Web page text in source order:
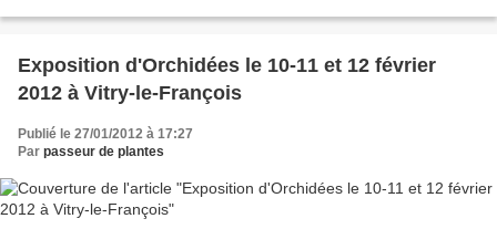
Exposition d'Orchidées le 10-11 et 12 février
2012 à Vitry-le-François
Publié le 27/01/2012 à 17:27
Par passeur de plantes